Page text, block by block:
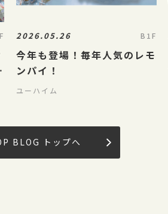
2026.05.26 B1F
今年も登場！毎年人気のレモ
ンパイ！
ユーハイム
BLOG トップへ